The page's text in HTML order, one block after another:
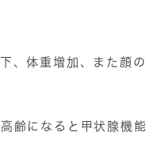
、体重増加、また顔の
齢になると甲状腺機能